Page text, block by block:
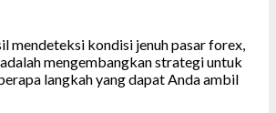
mendeteksi kondisi jenuh pasar forex,
mengembangkan strategi untuk
langkah yang dapat Anda ambil